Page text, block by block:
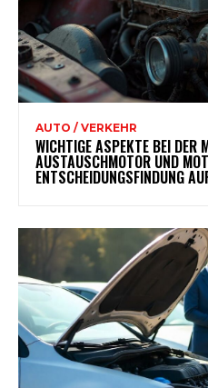
AUTO / VERKEHR
WICHTIGE ASPEKTE BEI DER
AUSTAUSCHMOTOR UND
ENTSCHEIDUNGSFINDUNG